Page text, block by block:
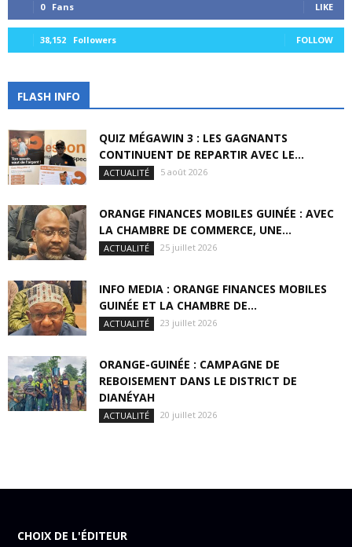
0 Fans LIKE
38,152 Followers FOLLOW
FLASH INFO
QUIZ MÉGAWIN 3 : LES GAGNANTS
CONTINUENT DE REPARTIR AVEC LE...
ACTUALITÉ 5 août 2026
ORANGE FINANCES MOBILES GUINÉE : AVEC
LA CHAMBRE DE COMMERCE, UNE...
ACTUALITÉ 25 juillet 2026
INFO MEDIA : ORANGE FINANCES MOBILES
GUINÉE ET LA CHAMBRE DE...
ACTUALITÉ 23 juillet 2026
ORANGE-GUINÉE : CAMPAGNE DE
REBOISEMENT DANS LE DISTRICT DE
DIANÉYAH
ACTUALITÉ 20 juillet 2026
CHOIX DE L'ÉDITEUR